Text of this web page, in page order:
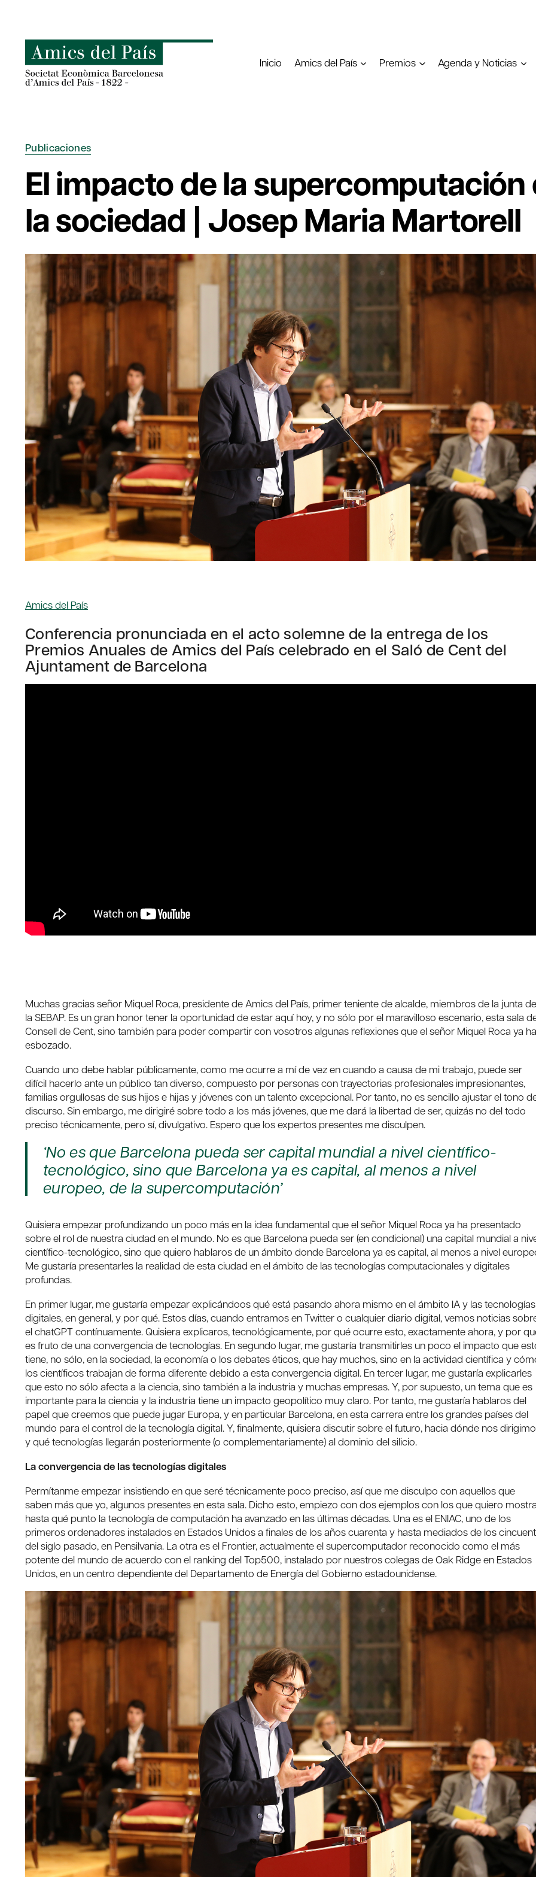
contenido
Inicio Amics del País Premios Agenda y Noticias
Publicaciones
El impacto de la supercomputación
la sociedad | Josep Maria Martorell
Amics del País
Conferencia pronunciada en el acto solemne de la entrega de los
Premios Anuales de Amics del País celebrado en el Saló de Cent del
Ajuntament de Barcelona
Muchas gracias señor Miquel Roca, presidente de Amics del País, primer teniente de alcalde, miembros de la junta de
la SEBAP. Es un gran honor tener la oportunidad de estar aquí hoy, y no sólo por el maravilloso escenario, esta sala
Consell de Cent, sino también para poder compartir con vosotros algunas reflexiones que el señor Miquel Roca ya ha
esbozado.
Cuando uno debe hablar públicamente, como me ocurre a mí de vez en cuando a causa de mi trabajo, puede ser
difícil hacerlo ante un público tan diverso, compuesto por personas con trayectorias profesionales impresionantes,
familias orgullosas de sus hijos e hijas y jóvenes con un talento excepcional. Por tanto, no es sencillo ajustar el tono
discurso. Sin embargo, me dirigiré sobre todo a los más jóvenes, que me dará la libertad de ser, quizás no del todo
preciso técnicamente, pero sí, divulgativo. Espero que los expertos presentes me disculpen.
‘No es que Barcelona pueda ser capital mundial a nivel científico-
tecnológico, sino que Barcelona ya es capital, al menos a nivel
europeo, de la supercomputación’
Quisiera empezar profundizando un poco más en la idea fundamental que el señor Miquel Roca ya ha presentado
sobre el rol de nuestra ciudad en el mundo. No es que Barcelona pueda ser (en condicional) una capital mundial a
científico-tecnológico, sino que quiero hablaros de un ámbito donde Barcelona ya es capital, al menos a nivel
Me gustaría presentarles la realidad de esta ciudad en el ámbito de las tecnologías computacionales y digitales
profundas.
En primer lugar, me gustaría empezar explicándoos qué está pasando ahora mismo en el ámbito IA y las tecnologías
digitales, en general, y por qué. Estos días, cuando entramos en Twitter o cualquier diario digital, vemos noticias
el chatGPT contínuamente. Quisiera explicaros, tecnológicamente, por qué ocurre esto, exactamente ahora, y por
es fruto de una convergencia de tecnologías. En segundo lugar, me gustaría transmitirles un poco el impacto que
tiene, no sólo, en la sociedad, la economía o los debates éticos, que hay muchos, sino en la actividad científica y
los científicos trabajan de forma diferente debido a esta convergencia digital. En tercer lugar, me gustaría explicarles
que esto no sólo afecta a la ciencia, sino también a la industria y muchas empresas. Y, por supuesto, un tema que es
importante para la ciencia y la industria tiene un impacto geopolítico muy claro. Por tanto, me gustaría hablaros del
papel que creemos que puede jugar Europa, y en particular Barcelona, en esta carrera entre los grandes países del
mundo para el control de la tecnología digital. Y, finalmente, quisiera discutir sobre el futuro, hacia dónde nos
y qué tecnologías llegarán posteriormente (o complementariamente) al dominio del silicio.
La convergencia de las tecnologías digitales
Permítanme empezar insistiendo en que seré técnicamente poco preciso, así que me disculpo con aquellos que
saben más que yo, algunos presentes en esta sala. Dicho esto, empiezo con dos ejemplos con los que quiero
hasta qué punto la tecnología de computación ha avanzado en las últimas décadas. Una es el ENIAC, uno de los
primeros ordenadores instalados en Estados Unidos a finales de los años cuarenta y hasta mediados de los
del siglo pasado, en Pensilvania. La otra es el Frontier, actualmente el supercomputador reconocido como el más
potente del mundo de acuerdo con el ranking del Top500, instalado por nuestros colegas de Oak Ridge en Estados
Unidos, en un centro dependiente del Departamento de Energía del Gobierno estadounidense.